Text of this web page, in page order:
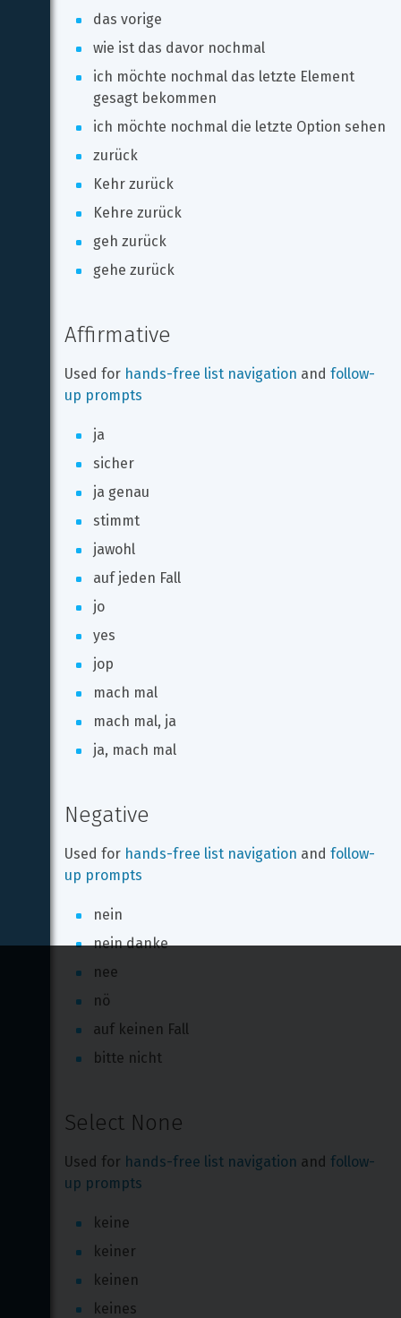
das vorige
wie ist das davor nochmal
ich möchte nochmal das letzte Element
gesagt bekommen
ich möchte nochmal die letzte Option sehen
zurück
Kehr zurück
Kehre zurück
geh zurück
gehe zurück
Affirmative
Used for hands-free list navigation and follow-
up prompts
ja
sicher
ja genau
stimmt
jawohl
auf jeden Fall
jo
yes
jop
mach mal
mach mal, ja
ja, mach mal
Negative
Used for hands-free list navigation and follow-
up prompts
nein
nein danke
nee
nö
auf keinen Fall
bitte nicht
Select None
Used for hands-free list navigation and follow-
up prompts
keine
keiner
keinen
keines